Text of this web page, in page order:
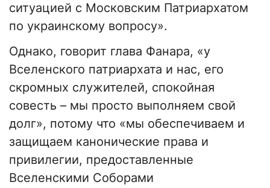
ситуацией с Московским Патриархатом
по украинскому вопросу».
Однако, говорит глава Фанара, «у
Вселенского патриархата и нас, его
скромных служителей, спокойная
совесть – мы просто выполняем свой
долг», потому что «мы обеспечиваем и
защищаем канонические права и
привилегии, предоставленные
Вселенскими Соборами